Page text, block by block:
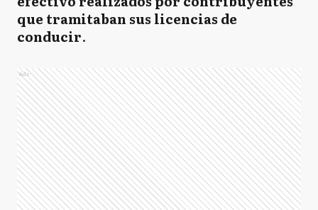
que tramitaban sus licencias de
conducir.
Ads